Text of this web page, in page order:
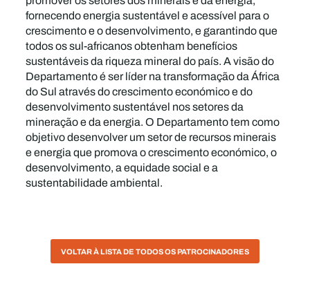
fornecendo energia sustentável e acessível para o
crescimento e o desenvolvimento, e garantindo que
todos os sul-africanos obtenham benefícios
sustentáveis da riqueza mineral do país. A visão do
Departamento é ser líder na transformação da África
do Sul através do crescimento económico e do
desenvolvimento sustentável nos setores da
mineração e da energia. O Departamento tem como
objetivo desenvolver um setor de recursos minerais
e energia que promova o crescimento económico, o
desenvolvimento, a equidade social e a
sustentabilidade ambiental.
VOLTAR À LISTA DE TODOS OS PATROCINADORES